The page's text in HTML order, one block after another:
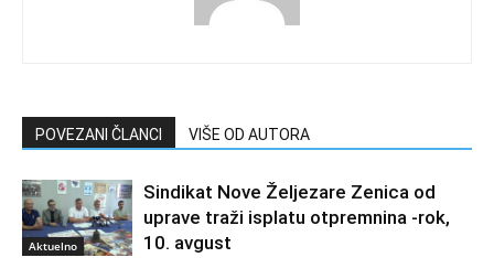
POVEZANI ČLANCI VIŠE OD AUTORA
Aktuelno
Sindikat Nove Željezare Zenica od
uprave traži isplatu otpremnina -rok,
10. avgust